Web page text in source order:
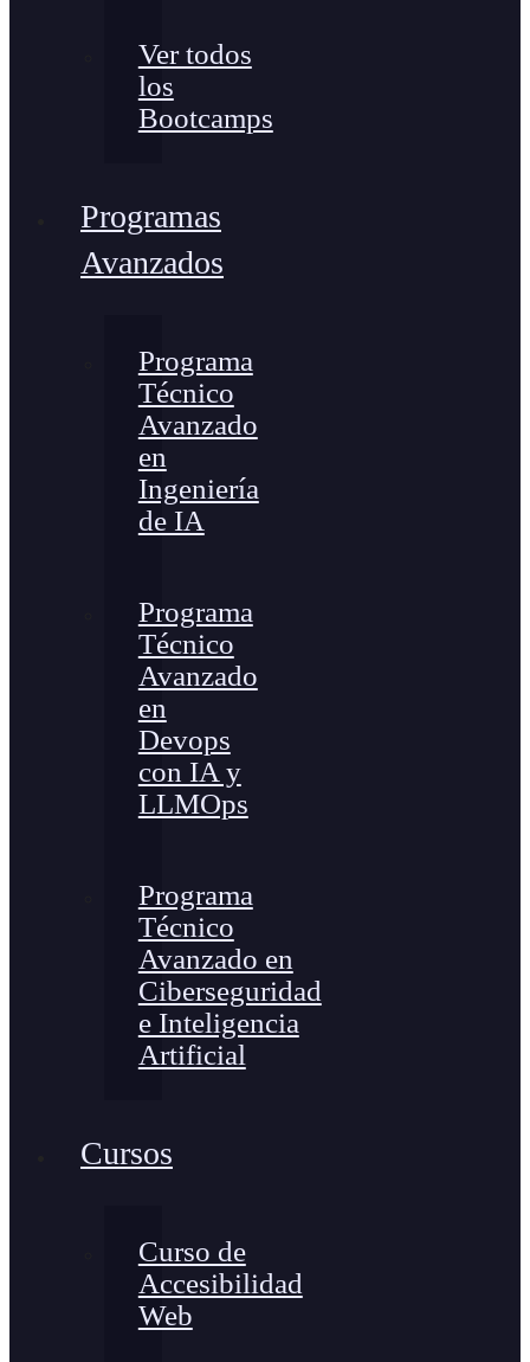
Ver todos
los
Bootcamps
Programas
Avanzados
Programa
Técnico
Avanzado
en
Ingeniería
de IA
Programa
Técnico
Avanzado
en
Devops
con IA y
LLMOps
Programa
Técnico
Avanzado en
Ciberseguridad
e Inteligencia
Artificial
Cursos
Curso de
Accesibilidad
Web